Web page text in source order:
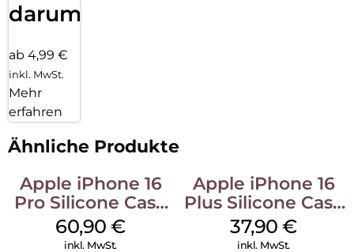
darum!
ab 4,99 €
inkl. MwSt.
Mehr
erfahren
Ähnliche Produkte
Apple iPhone 16
Pro Silicone Case
MagSafe Stone
Gray
60,90€
inkl. MwSt.
Apple iPhone 16
Plus Silicone Case
MagSafe Lake
Green
37,90€
inkl. MwSt.